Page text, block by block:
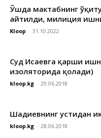
Ўшда мактабнинг
айтилди, милиция
Kloop - 31.10.2022
Суд Исаевга қарши
изоляторида қолади)
kloop.kg - 29.06.2018
Шадиевнинг устидан
kloop.kg - 28.06.2018